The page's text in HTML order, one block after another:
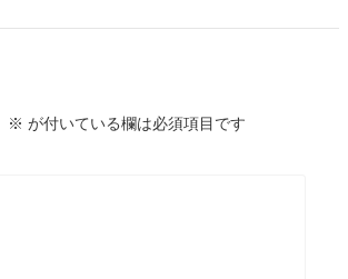
※ が付いている欄は必須項目です